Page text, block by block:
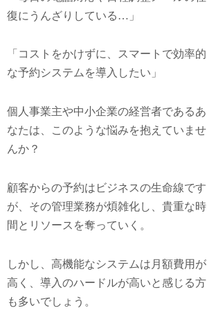
復にうんざりしている…」
「コストをかけずに、スマートで効率的
な予約システムを導入したい」
個人事業主や中小企業の経営者であるあ
なたは、このような悩みを抱えていませ
んか？
顧客からの予約はビジネスの生命線です
が、その管理業務が煩雑化し、貴重な時
間とリソースを奪っていく。
しかし、高機能なシステムは月額費用が
高く、導入のハードルが高いと感じる方
も多いでしょう。